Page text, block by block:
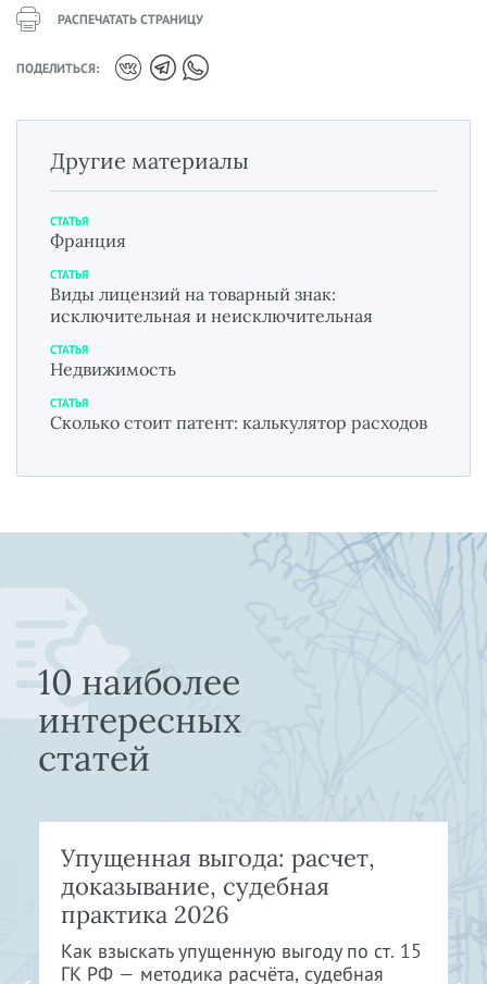
РАСПЕЧАТАТЬ СТРАНИЦУ
ПОДЕЛИТЬСЯ:
Другие материалы
СТАТЬЯ
Франция
СТАТЬЯ
Виды лицензий на товарный знак:
исключительная и неисключительная
СТАТЬЯ
Недвижимость
СТАТЬЯ
Сколько стоит патент: калькулятор расходов
10 наиболее
интересных
статей
Упущенная выгода: расчет,
доказывание, судебная
практика 2026
Как взыскать упущенную выгоду по ст. 15
ГК РФ — методика расчёта, судебная